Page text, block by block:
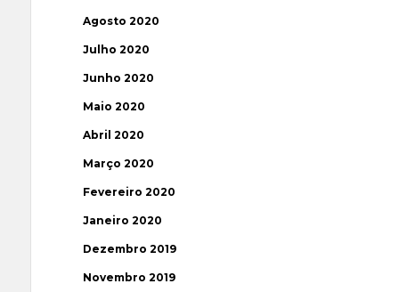
Agosto 2020
Julho 2020
Junho 2020
Maio 2020
Abril 2020
Março 2020
Fevereiro 2020
Janeiro 2020
Dezembro 2019
Novembro 2019